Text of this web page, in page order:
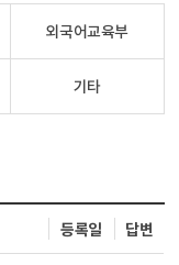
외국어교육부
기타
등록일 답변